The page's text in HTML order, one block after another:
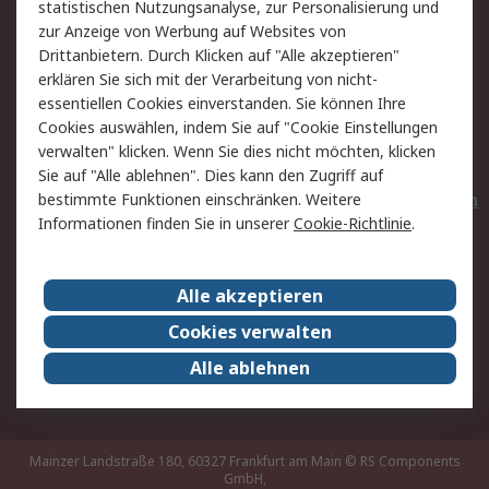
Hilfe
Privatkunden
Rechtliches
AGB
Datenschutz
Cookie-Richtlinie
Zahlungsbedingungen
Copyright/Impressum
Entsorgung
Elektrogeräte/Batterien
RS weltweit
Karriere bei RS
Nachhaltigkeit
Qualität/Umwelt/ZertifikatePresse-Center
Event-Center
Mainzer Landstraße 180, 60327 Frankfurt am Main © RS Components
GmbH,
statistischen Nutzungsanalyse, zur Personalisierung und
zur Anzeige von Werbung auf Websites von
Drittanbietern. Durch Klicken auf "Alle akzeptieren"
erklären Sie sich mit der Verarbeitung von nicht-
essentiellen Cookies einverstanden. Sie können Ihre
Cookies auswählen, indem Sie auf "Cookie Einstellungen
verwalten" klicken. Wenn Sie dies nicht möchten, klicken
Sie auf "Alle ablehnen". Dies kann den Zugriff auf
bestimmte Funktionen einschränken. Weitere
Informationen finden Sie in unsererCookie-Richtlinie.
Alle akzeptieren
Cookies verwalten
Alle ablehnen